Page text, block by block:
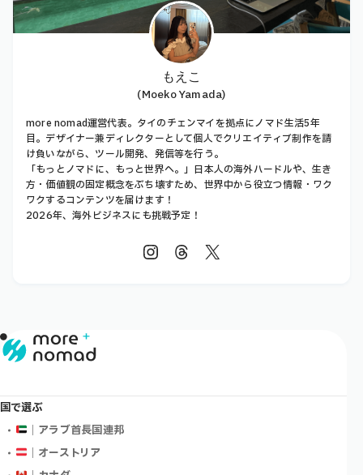
もえこ
(Moeko Yamada)
more nomad運営代表。タイのチェンマイを拠点にノマド生活5年
目。デザイナー兼ディレクターとして個人でクリエイティブ制作を請
け負いながら、ツール開発、発信等を行う。
「もっとノマドに、もっと世界へ。」日本人の海外ハードルや、生き
方・価値観の固定概念をぶち壊すため、世界中から役立つ情報・ワク
ワクするコンテンツを届けます！
2026年、海外ビジネスにも挑戦予定！
国で選ぶ
｜アラブ首長国連邦
｜オーストリア